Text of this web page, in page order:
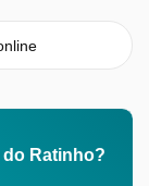
do Ratinho?